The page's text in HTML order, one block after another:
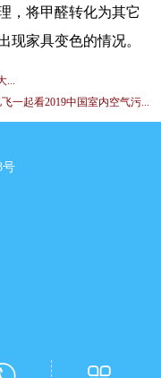
，将甲醛转化为其它
现家具变色的情况。
...
一起看2019中国室内空气污...
号